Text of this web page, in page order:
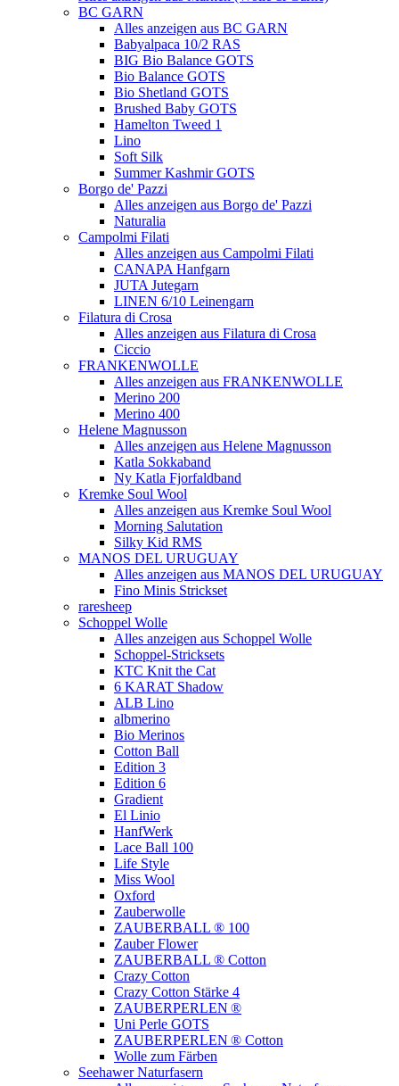
BC GARN
Alles anzeigen aus BC GARN
Babyalpaca 10/2 RAS
BIG Bio Balance GOTS
Bio Balance GOTS
Bio Shetland GOTS
Brushed Baby GOTS
Hamelton Tweed 1
Lino
Soft Silk
Summer Kashmir GOTS
Borgo de' Pazzi
Alles anzeigen aus Borgo de' Pazzi
Naturalia
Campolmi Filati
Alles anzeigen aus Campolmi Filati
CANAPA Hanfgarn
JUTA Jutegarn
LINEN 6/10 Leinengarn
Filatura di Crosa
Alles anzeigen aus Filatura di Crosa
Ciccio
FRANKENWOLLE
Alles anzeigen aus FRANKENWOLLE
Merino 200
Merino 400
Helene Magnusson
Alles anzeigen aus Helene Magnusson
Katla Sokkaband
Ny Katla Fjorfaldband
Kremke Soul Wool
Alles anzeigen aus Kremke Soul Wool
Morning Salutation
Silky Kid RMS
MANOS DEL URUGUAY
Alles anzeigen aus MANOS DEL URUGUAY
Fino Minis Strickset
raresheep
Schoppel Wolle
Alles anzeigen aus Schoppel Wolle
Schoppel-Stricksets
KTC Knit the Cat
6 KARAT Shadow
ALB Lino
albmerino
Bio Merinos
Cotton Ball
Edition 3
Edition 6
Gradient
El Linio
HanfWerk
Lace Ball 100
Life Style
Miss Wool
Oxford
Zauberwolle
ZAUBERBALL ® 100
Zauber Flower
ZAUBERBALL ® Cotton
Crazy Cotton
Crazy Cotton Stärke 4
ZAUBERPERLEN ®
Uni Perle GOTS
ZAUBERPERLEN ® Cotton
Wolle zum Färben
Seehawer Naturfasern